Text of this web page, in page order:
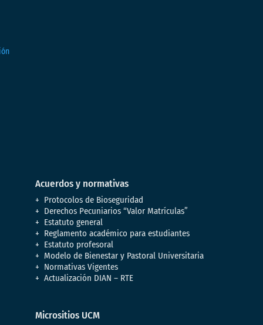
Acuerdos y normativas
Protocolos de Bioseguridad
Derechos Pecuniarios “Valor Matrículas”
Estatuto general
Reglamento académico para estudiantes
Estatuto profesoral
Modelo de Bienestar y Pastoral Universitaria
Normativas Vigentes
Actualización DIAN – RTE
Micrositios UCM